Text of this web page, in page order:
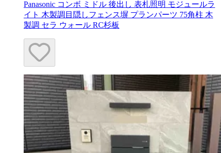
Panasonic コンボ ミドル 後出し 表札照明 モジュールラ
イト 木製調目隠しフェンス塀 プランパーツ 75角柱 木
製調 セラ ウォール RC杉板